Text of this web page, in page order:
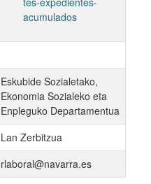
acumulados
Eskubide Sozialetako,
Ekonomia Sozialeko eta
Enpleguko Departamentua
Lan Zerbitzua
rlaboral@navarra.es